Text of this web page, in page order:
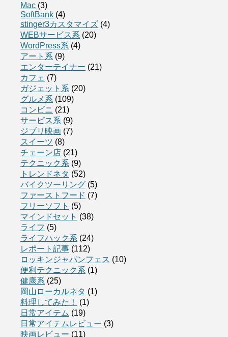
Mac (3)
SoftBank (4)
stinger3カスタマイズ (4)
WEBサービス系 (20)
WordPress系 (4)
アート系 (9)
エンターテイナー (21)
カフェ (7)
ガジェット系 (20)
グルメ系 (109)
コンビニ (21)
サービス系 (9)
ジブリ映画 (7)
スイーツ (8)
チェーン店 (21)
テクニック系 (9)
トレンドネタ (52)
バイクツーリング (5)
ファーストフード (7)
フリーソフト (5)
マインドセット (38)
ライフ (5)
ライフハック系 (24)
レポート記事 (112)
ロッキンジャパンフェス (10)
便利テクニック系 (1)
健康系 (25)
岡山ローカルネタ (1)
料理してみた！
(1)
日常アイテム (19)
日常アイテムレビュー (3)
映画レビュー (11)